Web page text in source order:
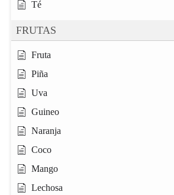
Té
FRUTAS
Fruta
Piña
Uva
Guineo
Naranja
Coco
Mango
Lechosa